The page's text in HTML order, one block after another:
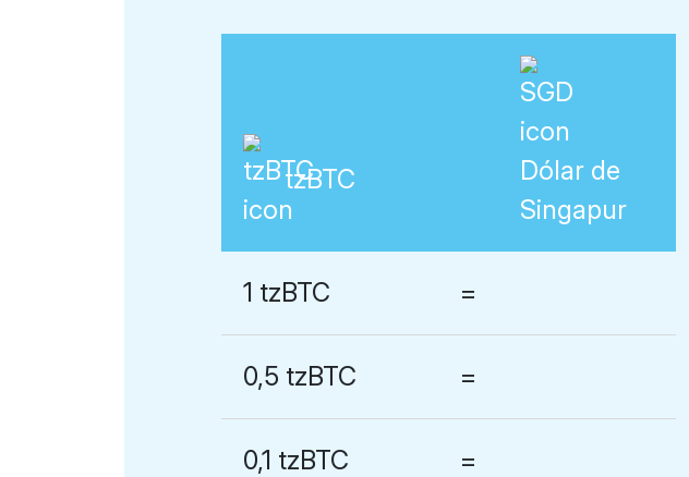
tzBTC
Dólar de
Singapur
1 tzBTC =
0,5 tzBTC =
0,1 tzBTC =